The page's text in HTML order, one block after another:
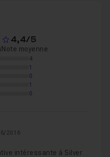
4,4/5
Note moyenne
4
1
0
1
0
2016
intéressante à Silver